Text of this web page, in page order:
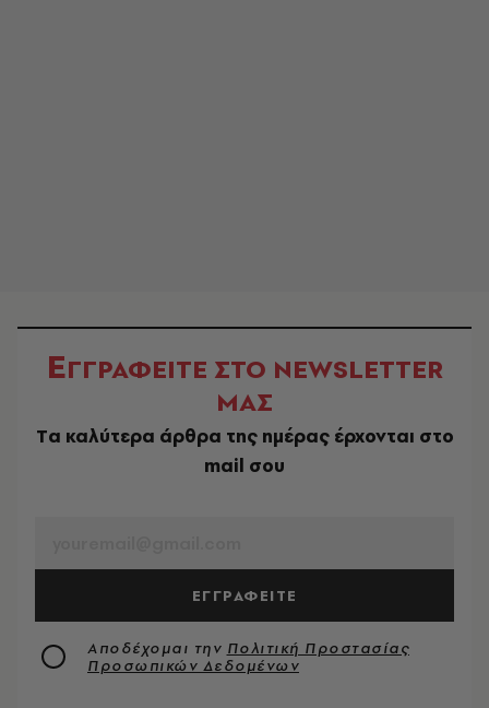
ΕΓΓΡΑΦΕΙΤΕ ΣΤΟ NEWSLETTER
ΜΑΣ
Tα καλύτερα άρθρα της ημέρας έρχονται στο
mail σου
ΕΓΓΡΑΦΕΙΤΕ
Αποδέχομαι την Πολιτική Προστασίας
Προσωπικών Δεδομένων